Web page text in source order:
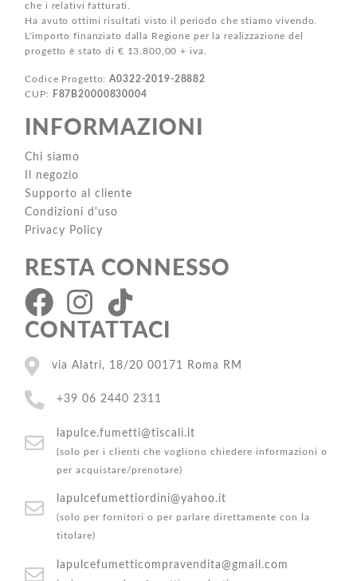
che i relativi fatturati.
Ha avuto ottimi risultati visto il periodo che stiamo vivendo.
L'importo finanziato dalla Regione per la realizzazione del
progetto è stato di € 13.800,00 + iva.
Codice Progetto:A0322-2019-28882
CUP:
F87B20000830004
INFORMAZIONI
Chi siamo
Il negozio
Supporto al cliente
Condizioni d'uso
Privacy Policy
RESTA CONNESSO
CONTATTACI
via Alatri, 18/20 00171 Roma RM
+39 06 2440 2311
lapulce.fumetti@tiscali.it
(solo per i clienti che vogliono chiedere informazioni o
per acquistare/prenotare)
lapulcefumettiordini@yahoo.it
(solo per fornitori o per parlare direttamente con la
titolare)
lapulcefumetticompravendita@gmail.com